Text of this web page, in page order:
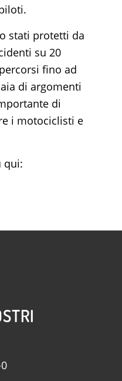
stati protetti da
su 20
fino ad
di argomenti
di
i motociclisti e
qui: